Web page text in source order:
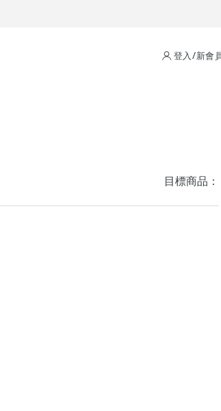
登入/新會
目標商品：